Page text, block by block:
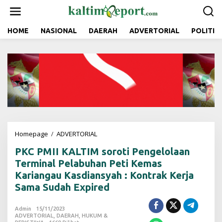
t
HOME NASIONAL DAERAH ADVERTORIAL POLITIK
Homepage / ADVERTORIAL
C
P
M
I
I
L
PKC PMII KALTIM soroti Pengelolaan
Terminal Pelabuhan Peti Kemas
Kariangau Kasdiansyah : Kontrak Kerja
Sama Sudah Expired
Admin
15/11/2023
ADVERTORIAL
DAERAH HUKUM &